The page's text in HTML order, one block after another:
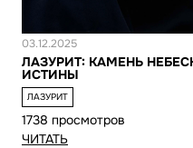
Новость
03.12.2025
ЛАЗУРИТ: КАМЕНЬ
ИСТИНЫ
ЛАЗУРИТ
1738 просмотров
ЧИТАТЬ